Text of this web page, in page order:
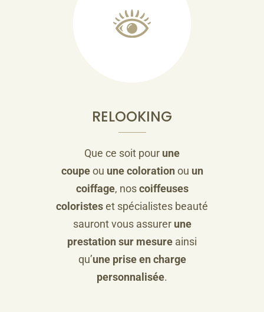
RELOOKING
Que ce soit pour une
coupeou une colorationou un
coiffage, noscoiffeuses
coloristeset spécialistes beauté
sauront vous assurer une
prestation sur mesure ainsi
qu’une prise en charge
personnalisée.